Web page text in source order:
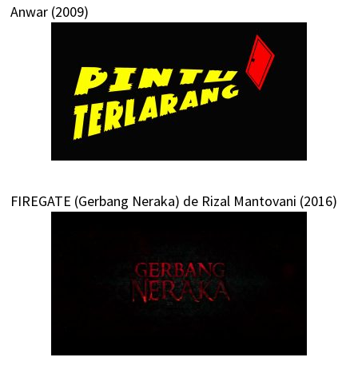
Anwar (2009)
FIREGATE (Gerbang Neraka) de Rizal Mantovani (2016)